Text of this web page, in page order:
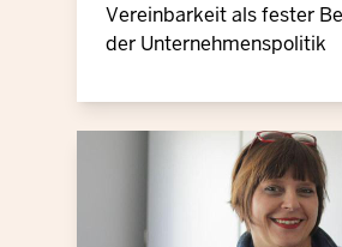
Vereinbarkeit als fester
der Unternehmenspolitik